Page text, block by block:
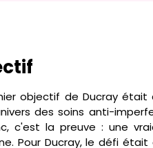
objectif de Ducray
des soins anti-
c'est la preuve : une
Pour Ducray, le défi